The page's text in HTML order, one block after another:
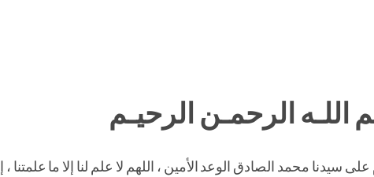
اللـه الرحمـن الرحيـم
سيدنا محمد الصادق الوعد الأمين ، اللهم لا علم لنا إلا ما علمتنا ،